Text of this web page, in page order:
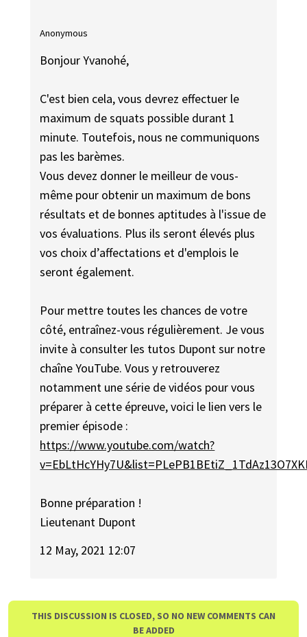
Anonymous
Bonjour Yvanohé,
C'est bien cela, vous devrez effectuer le
maximum de squats possible durant 1
minute. Toutefois, nous ne communiquons
pas les barèmes.
Vous devez donner le meilleur de vous-
même pour obtenir un maximum de bons
résultats et de bonnes aptitudes à l'issue de
vos évaluations. Plus ils seront élevés plus
vos choix d’affectations et d'emplois le
seront également.
Pour mettre toutes les chances de votre
côté, entraînez-vous régulièrement. Je vous
invite à consulter les tutos Dupont sur notre
chaîne YouTube. Vous y retrouverez
notamment une série de vidéos pour vous
préparer à cette épreuve, voici le lien vers le
premier épisode :
https://www.youtube.com/watch?
Bonne préparation !
Lieutenant Dupont
12 May, 2021 12:07
THIS DISCUSSION IS CLOSED, SO NO NEW COMMENTS CAN
BE ADDED